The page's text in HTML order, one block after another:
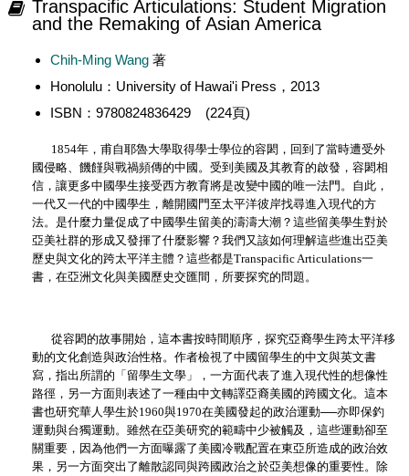
Transpacific Articulations: Student Migration
and the Remaking of Asian America
Chih-Ming Wang著
Honolulu：University of Hawai'i Press，2013
ISBN：9780824836429 (224頁)
1854年，甫自耶魯大學取得學士學位的容閎，回到了當時遭受外
國侵略、饑饉與戰禍頻傳的中國。受到美國及其教育的啟發，容閎相
信，讓更多中國學生接受西方教育將是改變中國的唯一法門。自此，
一代又一代的中國學生，離開國門至太平洋彼岸找尋進入現代的方
法。是什麼力量促成了中國學生留美的濤濤大潮？這些留美學生對於
亞美社群的形成又發揮了什麼影響？我們又該如何理解這些進出亞美
歷史與文化的跨太平洋主體？這些都是Transpacific Articulations一
書，在亞洲文化與美國歷史交匯間，所要探究的問題。
從容閎的故事開始，這本書按時間順序，探究亞裔學生跨太平洋移
動的文化創造與政治性格。作者檢視了中國留學生的中文與英文書
寫，指出所謂的「留學生文學」，一方面代表了進入現代性的想像性
路徑，另一方面則表述了一種由中文轉譯亞裔美國的跨國文化。這本
書也研究華人學生於1960與1970在美國發起的政治運動──亦即保釣
運動與台獨運動。雖然在亞美研究的範疇中少被觸及，這些運動卻至
關重要，因為他們一方面曝露了美國冷戰配置在東亞所造成的政治效
果，另一方面突出了離散認同與跨國政治之於亞美想像的重要性。除